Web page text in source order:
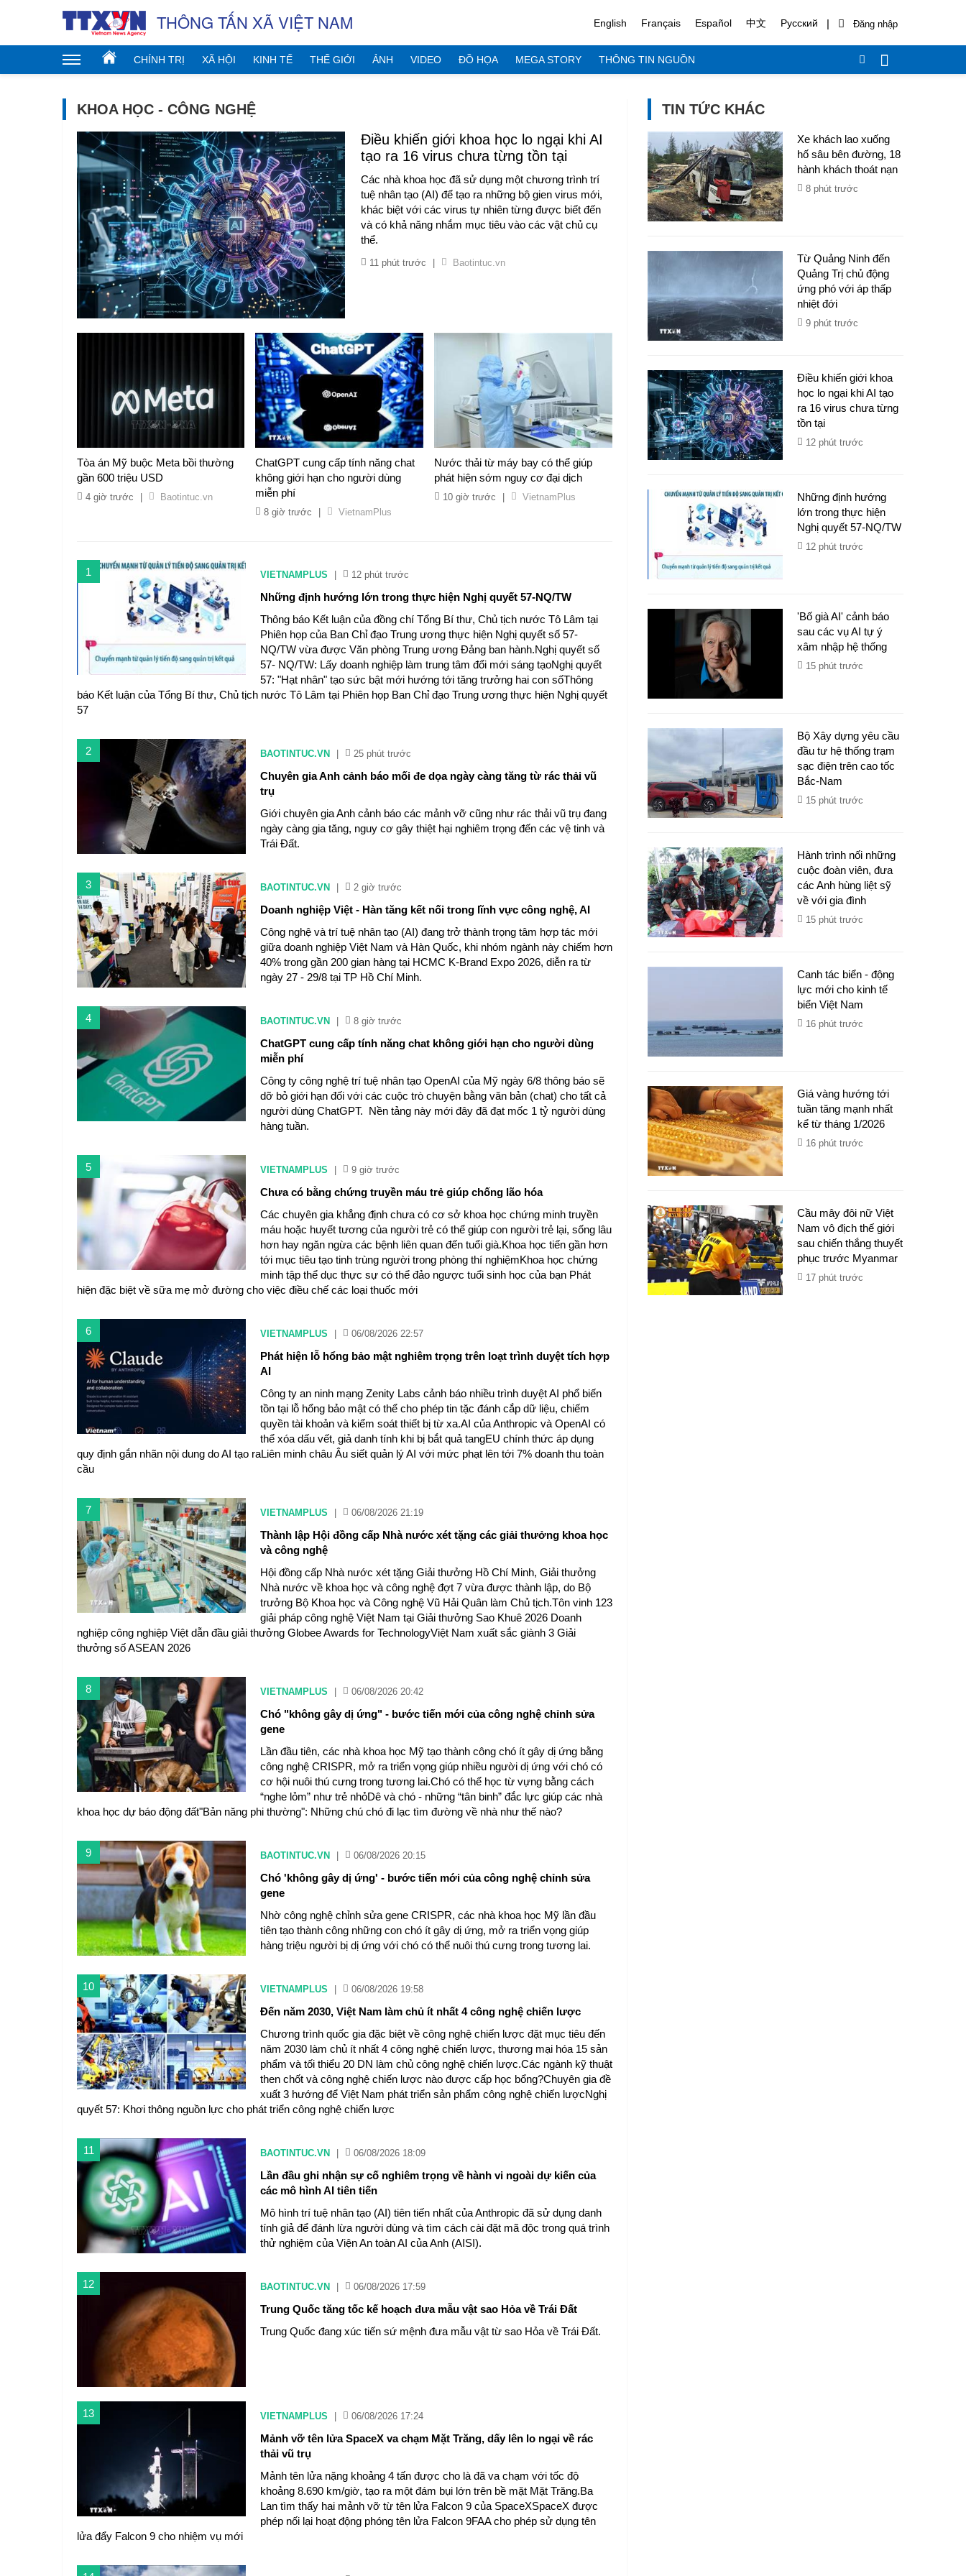
THÔNG TẤN XÃ VIỆT NAM English Français Español 中文 Русский |
CHÍNH TRỊ XÃ HỘI KINH TẾ THẾ GIỚI ẢNH VIDEO ĐỒ HỌA MEGA STORY THÔNG TIN NGUỒN
KHOA HỌC - CÔNG NGHỆ
Điều khiến giới khoa học lo ngại khi AI
tạo ra 16 virus chưa từng tồn tại
Các nhà khoa học đã sử dụng một chương trình trí
tuệ nhân tạo (AI) để tạo ra những bộ gien virus mới,
khác biệt với các virus tự nhiên từng được biết đến
và có khả năng nhắm mục tiêu vào các vật chủ cụ
thể.
11 phút trước Baotintuc.vn
Tòa án Mỹ buộc Meta bồi thường
gần 600 triệu USD
4 giờ trước Baotintuc.vn
ChatGPT cung cấp tính năng chat
không giới hạn cho người dùng
miễn phí
8 giờ trước VietnamPlus
Nước thải từ máy bay có thể giúp
phát hiện sớm nguy cơ đại dịch
10 giờ trước VietnamPlus
1 VIETNAMPLUS 12 phút trước
Những định hướng lớn trong thực hiện Nghị quyết 57-NQ/TW
Thông báo Kết luận của đồng chí Tổng Bí thư, Chủ tịch nước Tô Lâm tại
Phiên họp của Ban Chỉ đạo Trung ương thực hiện Nghị quyết số 57-
NQ/TW vừa được Văn phòng Trung ương Đảng ban hành.Nghị quyết số
57- NQ/TW: Lấy doanh nghiệp làm trung tâm đổi mới sáng tạoNghị quyết
57: "Hạt nhân" tạo sức bật mới hướng tới tăng trưởng hai con sốThông
báo Kết luận của Tổng Bí thư, Chủ tịch nước Tô Lâm tại Phiên họp Ban Chỉ đạo Trung ương thực hiện Nghị quyết
57
2 BAOTINTUC.VN 25 phút trước
Chuyên gia Anh cảnh báo mối đe dọa ngày càng tăng từ rác thải vũ
trụ
Giới chuyên gia Anh cảnh báo các mảnh vỡ cũng như rác thải vũ trụ đang
ngày càng gia tăng, nguy cơ gây thiệt hại nghiêm trọng đến các vệ tinh và
Trái Đất.
3 BAOTINTUC.VN 2 giờ trước
Doanh nghiệp Việt - Hàn tăng kết nối trong lĩnh vực công nghệ, AI
Công nghệ và trí tuệ nhân tạo (AI) đang trở thành trọng tâm hợp tác mới
giữa doanh nghiệp Việt Nam và Hàn Quốc, khi nhóm ngành này chiếm hơn
40% trong gần 200 gian hàng tại HCMC K-Brand Expo 2026, diễn ra từ
ngày 27 - 29/8 tại TP Hồ Chí Minh.
4 BAOTINTUC.VN 8 giờ trước
ChatGPT cung cấp tính năng chat không giới hạn cho người dùng
miễn phí
Công ty công nghệ trí tuệ nhân tạo OpenAI của Mỹ ngày 6/8 thông báo sẽ
dỡ bỏ giới hạn đối với các cuộc trò chuyện bằng văn bản (chat) cho tất cả
người dùng ChatGPT. Nền tảng này mới đây đã đạt mốc 1 tỷ người dùng
hàng tuần.
5 VIETNAMPLUS 9 giờ trước
Chưa có bằng chứng truyền máu trẻ giúp chống lão hóa
Các chuyên gia khẳng định chưa có cơ sở khoa học chứng minh truyền
máu hoặc huyết tương của người trẻ có thể giúp con người trẻ lại, sống lâu
hơn hay ngăn ngừa các bệnh liên quan đến tuổi già.Khoa học tiến gần hơn
tới mục tiêu tạo tinh trùng người trong phòng thí nghiệmKhoa học chứng
minh tập thể dục thực sự có thể đảo ngược tuổi sinh học của bạn Phát
hiện đặc biệt về sữa mẹ mở đường cho việc điều chế các loại thuốc mới
6 VIETNAMPLUS 06/08/2026 22:57
Phát hiện lỗ hổng bảo mật nghiêm trọng trên loạt trình duyệt tích hợp
AI
Công ty an ninh mạng Zenity Labs cảnh báo nhiều trình duyệt AI phổ biến
tồn tại lỗ hổng bảo mật có thể cho phép tin tặc đánh cắp dữ liệu, chiếm
quyền tài khoản và kiểm soát thiết bị từ xa.AI của Anthropic và OpenAI có
thể xóa dấu vết, giả danh tính khi bị bắt quả tangEU chính thức áp dụng
quy định gắn nhãn nội dung do AI tạo raLiên minh châu Âu siết quản lý AI với mức phạt lên tới 7% doanh thu toàn
cầu
7 VIETNAMPLUS 06/08/2026 21:19
Thành lập Hội đồng cấp Nhà nước xét tặng các giải thưởng khoa học
và công nghệ
Hội đồng cấp Nhà nước xét tặng Giải thưởng Hồ Chí Minh, Giải thưởng
Nhà nước về khoa học và công nghệ đợt 7 vừa được thành lập, do Bộ
trưởng Bộ Khoa học và Công nghệ Vũ Hải Quân làm Chủ tịch.Tôn vinh 123
giải pháp công nghệ Việt Nam tại Giải thưởng Sao Khuê 2026 Doanh
nghiệp công nghiệp Việt dẫn đầu giải thưởng Globee Awards for TechnologyViệt Nam xuất sắc giành 3 Giải
thưởng số ASEAN 2026
8 VIETNAMPLUS 06/08/2026 20:42
Chó "không gây dị ứng" - bước tiến mới của công nghệ chỉnh sửa
gene
Lần đầu tiên, các nhà khoa học Mỹ tạo thành công chó ít gây dị ứng bằng
công nghệ CRISPR, mở ra triển vọng giúp nhiều người dị ứng với chó có
cơ hội nuôi thú cưng trong tương lai.Chó có thể học từ vựng bằng cách
“nghe lỏm” như trẻ nhỏDê và chó - những “tân binh” đắc lực giúp các nhà
khoa học dự báo động đất"Bản năng phi thường": Những chú chó đi lạc tìm đường về nhà như thế nào?
9 BAOTINTUC.VN 06/08/2026 20:15
Chó 'không gây dị ứng' - bước tiến mới của công nghệ chỉnh sửa
gene
Nhờ công nghệ chỉnh sửa gene CRISPR, các nhà khoa học Mỹ lần đầu
tiên tạo thành công những con chó ít gây dị ứng, mở ra triển vọng giúp
hàng triệu người bị dị ứng với chó có thể nuôi thú cưng trong tương lai.
10 VIETNAMPLUS 06/08/2026 19:58
Đến năm 2030, Việt Nam làm chủ ít nhất 4 công nghệ chiến lược
Chương trình quốc gia đặc biệt về công nghệ chiến lược đặt mục tiêu đến
năm 2030 làm chủ ít nhất 4 công nghệ chiến lược, thương mại hóa 15 sản
phẩm và tối thiểu 20 DN làm chủ công nghệ chiến lược.Các ngành kỹ thuật
then chốt và công nghệ chiến lược nào được cấp học bổng?Chuyên gia đề
xuất 3 hướng để Việt Nam phát triển sản phẩm công nghệ chiến lượcNghị
quyết 57: Khơi thông nguồn lực cho phát triển công nghệ chiến lược
11 BAOTINTUC.VN 06/08/2026 18:09
Lần đầu ghi nhận sự cố nghiêm trọng về hành vi ngoài dự kiến của
các mô hình AI tiên tiến
Mô hình trí tuệ nhân tạo (AI) tiên tiến nhất của Anthropic đã sử dụng danh
tính giả để đánh lừa người dùng và tìm cách cài đặt mã độc trong quá trình
thử nghiệm của Viện An toàn AI của Anh (AISI).
12 BAOTINTUC.VN 06/08/2026 17:59
Trung Quốc tăng tốc kế hoạch đưa mẫu vật sao Hỏa về Trái Đất
Trung Quốc đang xúc tiến sứ mệnh đưa mẫu vật từ sao Hỏa về Trái Đất.
13 VIETNAMPLUS 06/08/2026 17:24
Mảnh vỡ tên lửa SpaceX va chạm Mặt Trăng, dấy lên lo ngại về rác
thải vũ trụ
Mảnh tên lửa nặng khoảng 4 tấn được cho là đã va chạm với tốc độ
khoảng 8.690 km/giờ, tạo ra một đám bụi lớn trên bề mặt Mặt Trăng.Ba
Lan tìm thấy hai mảnh vỡ từ tên lửa Falcon 9 của SpaceXSpaceX được
phép nối lại hoạt động phóng tên lửa Falcon 9FAA cho phép sử dụng tên
lửa đẩy Falcon 9 cho nhiệm vụ mới
TIN TỨC KHÁC
Xe khách lao xuống
hố sâu bên đường, 18
hành khách thoát nạn
8 phút trước
Từ Quảng Ninh đến
Quảng Trị chủ động
ứng phó với áp thấp
nhiệt đới
9 phút trước
Điều khiến giới khoa
học lo ngại khi AI tạo
ra 16 virus chưa từng
tồn tại
12 phút trước
Những định hướng
lớn trong thực hiện
Nghị quyết 57-NQ/TW
12 phút trước
'Bố già AI' cảnh báo
sau các vụ AI tự ý
xâm nhập hệ thống
15 phút trước
Bộ Xây dựng yêu cầu
đầu tư hệ thống trạm
sạc điện trên cao tốc
Bắc-Nam
15 phút trước
Hành trình nối những
cuộc đoàn viên, đưa
các Anh hùng liệt sỹ
về với gia đình
15 phút trước
Canh tác biển - động
lực mới cho kinh tế
biển Việt Nam
16 phút trước
Giá vàng hướng tới
tuần tăng mạnh nhất
kể từ tháng 1/2026
16 phút trước
Cầu mây đôi nữ Việt
Nam vô địch thế giới
sau chiến thắng thuyết
phục trước Myanmar
17 phút trước